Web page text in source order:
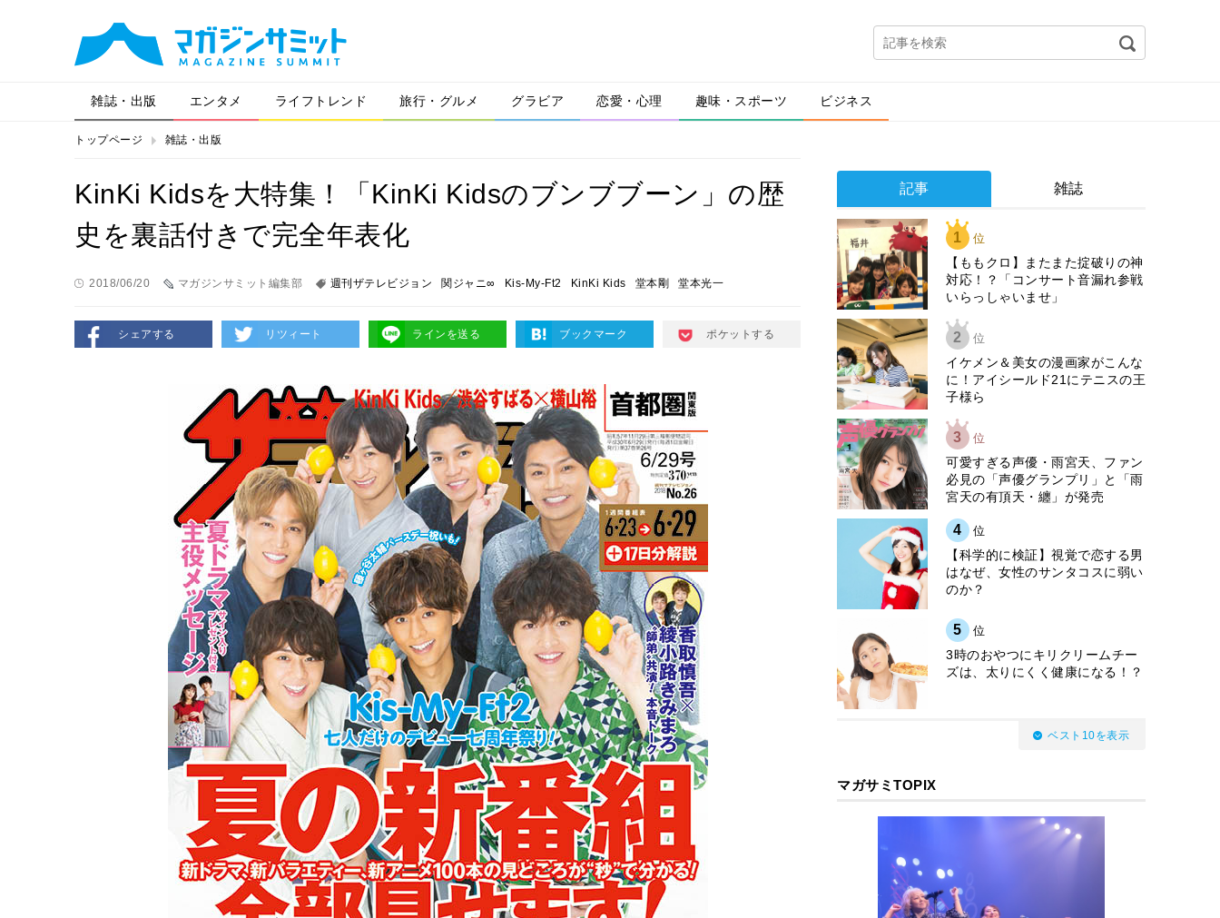
雑誌・出版 エンタメ ライフトレンド 旅行・グルメ グラビア 恋愛・心理 趣味・スポーツ ビジネス
トップページ 雑誌・出版
KinKi Kidsを大特集！「KinKi Kidsのブンブブーン」の歴
史を裏話付きで完全年表化
2018/06/20 マガジンサミット編集部 週刊ザテレビジョン 関ジャニ∞ Kis-My-Ft2 KinKi Kids 堂本剛 堂本光一
シェアする リツィート ラインを送る ブックマーク ポケットする
記事 雑誌
1 位
【ももクロ】またまた掟破りの神
対応！？「コンサート音漏れ参戦
いらっしゃいませ」
2 位
イケメン＆美女の漫画家がこんな
に！アイシールド21にテニスの王
子様ら
3 位
可愛すぎる声優・雨宮天、ファン
必見の「声優グランプリ」と「雨
宮天の有頂天・纏」が発売
4 位
【科学的に検証】視覚で恋する男
はなぜ、女性のサンタコスに弱い
のか？
5 位
3時のおやつにキリクリームチー
ズは、太りにくく健康になる！？
ベスト10を表示
マガサミTOPIX